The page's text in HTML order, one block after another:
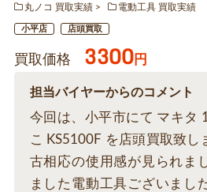
丸ノコ 買取実績
電動工具 買取実績
小平店 店頭買取
買取価格 3300円
担当バイヤーからのコメント
今回は、小平市にて マキタ
こ KS5100F を店頭買取致し
古相応の使用感が見られま
ました電動工具ございまし